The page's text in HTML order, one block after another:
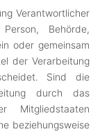
Verantwortlicher
Behörde,
oder gemeinsam
der Verarbeitung
Sind die
durch das
beziehungsweise